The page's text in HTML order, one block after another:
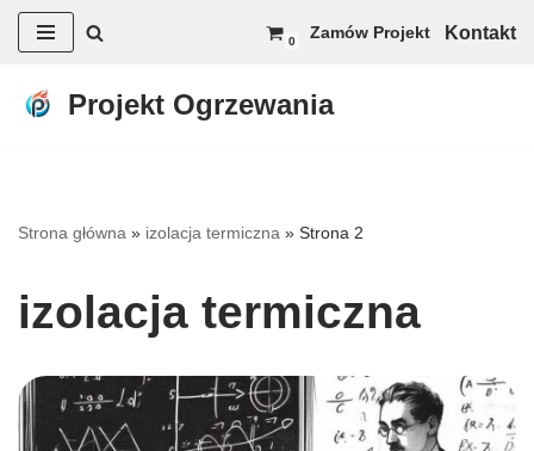
do
0 Zamów Projekt Kontakt
Projekt Ogrzewania
Strona główna » izolacja termiczna » Strona 2
izolacja termiczna